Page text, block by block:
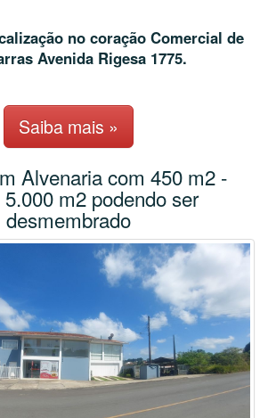
no coração Comercial de
Avenida Rigesa 1775.
Saiba mais »
Alvenaria com 450 m2 -
m2 podendo ser
desmembrado